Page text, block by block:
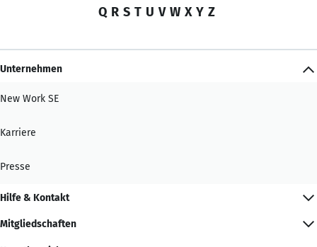
Q R S T U V W X Y Z
Unternehmen
New Work SE
Karriere
Presse
Hilfe & Kontakt
Mitgliedschaften